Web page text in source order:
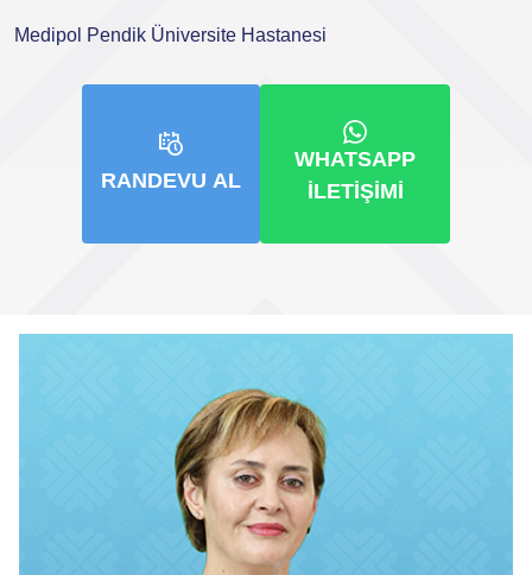
Medipol Pendik Üniversite Hastanesi
RANDEVU AL
WHATSAPP
İLETIŞIMI